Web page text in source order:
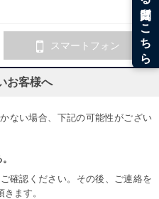
スマートフォン
お客様へ
ない場合、下記の可能性がござい
確認ください。その後、ご連絡を
ます。